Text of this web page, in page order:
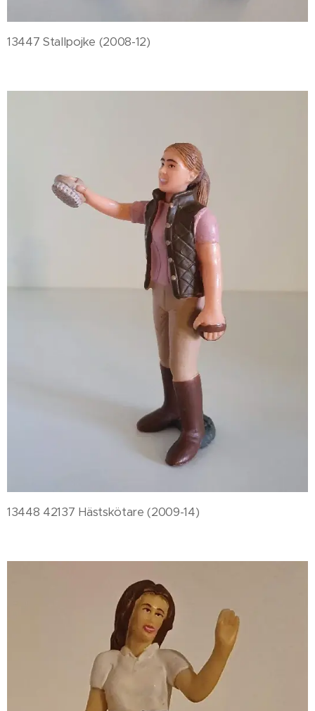
13447 Stallpojke (2008-12)
13448 42137 Hästskötare (2009-14)